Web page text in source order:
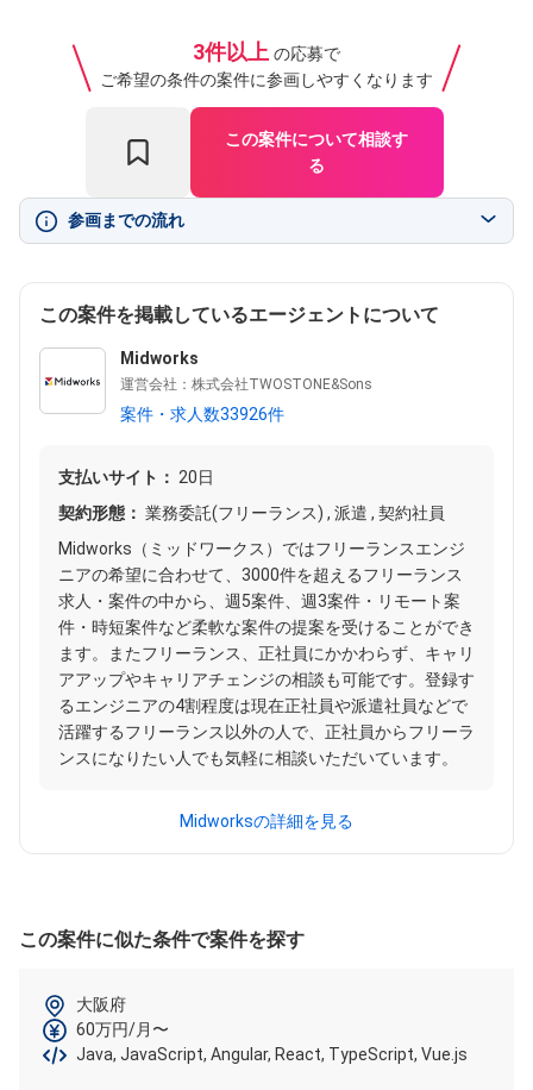
3件以上 の応募で
ご希望の条件の案件に参画しやすくなります
この案件について相談す
る
参画までの流れ
この案件を掲載しているエージェントについて
Midworks
運営会社：株式会社TWOSTONE&Sons
案件・求人数33926件
支払いサイト： 20日
契約形態： 業務委託(フリーランス) , 派遣 , 契約社員
Midworks（ミッドワークス）ではフリーランスエンジ
ニアの希望に合わせて、3000件を超えるフリーランス
求人・案件の中から、週5案件、週3案件・リモート案
件・時短案件など柔軟な案件の提案を受けることができ
ます。またフリーランス、正社員にかかわらず、キャリ
アアップやキャリアチェンジの相談も可能です。登録す
るエンジニアの4割程度は現在正社員や派遣社員などで
活躍するフリーランス以外の人で、正社員からフリーラ
ンスになりたい人でも気軽に相談いただいています。
Midworksの詳細を見る
この案件に似た条件で案件を探す
大阪府
60万円/月〜
Java, JavaScript, Angular, React, TypeScript, Vue.js